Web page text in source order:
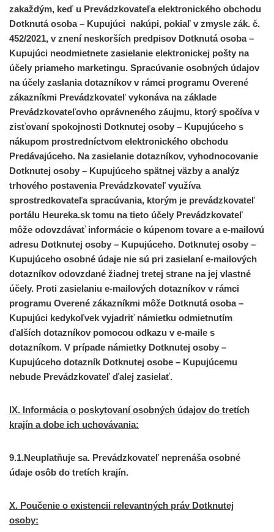
zakaždým, keď u Prevádzkovateľa elektronického obchodu
Dotknutá osoba – Kupujúci nakúpi, pokiaľ v zmysle zák. č.
452/2021, v znení neskorších predpisov Dotknutá osoba –
Kupujúci neodmietnete zasielanie elektronickej pošty na
účely priameho marketingu. Spracúvanie osobných údajov
na účely zaslania dotazníkov v rámci programu Overené
zákazníkmi Prevádzkovateľ vykonáva na základe
Prevádzkovateľovho oprávneného záujmu, ktorý spočíva v
zisťovaní spokojnosti Dotknutej osoby – Kupujúceho s
nákupom prostredníctvom elektronického obchodu
Predávajúceho. Na zasielanie dotazníkov, vyhodnocovanie
Dotknutej osoby – Kupujúceho spätnej väzby a analýz
trhového postavenia Prevádzkovateľ využíva
sprostredkovateľa spracúvania, ktorým je prevádzkovateľ
portálu Heureka.sk tomu na tieto účely Prevádzkovateľ
môže odovzdávať informácie o kúpenom tovare a e-mailovú
adresu Dotknutej osoby – Kupujúceho. Dotknutej osoby –
Kupujúceho osobné údaje nie sú pri zasielaní e-mailových
dotazníkov odovzdané žiadnej tretej strane na jej vlastné
účely. Proti zasielaniu e-mailových dotazníkov v rámci
programu Overené zákazníkmi môže Dotknutá osoba –
Kupujúci kedykoľvek vyjadriť námietku odmietnutím
ďalších dotazníkov pomocou odkazu v e-maile s
dotazníkom. V prípade námietky Dotknutej osoby –
Kupujúceho dotazník Dotknutej osobe – Kupujúcemu
nebude Prevádzkovateľ ďalej zasielať.
IX. Informácia o poskytovaní osobných údajov do tretích
krajín a dobe ich uchovávania:
9.1.Neuplatňuje sa. Prevádzkovateľ neprenáša osobné
údaje osôb do tretích krajín.
X. Poučenie o existencii relevantných práv Dotknutej
osoby: